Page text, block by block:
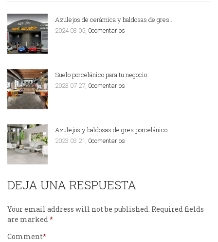
Azulejos de cerámica y baldosas de gres…
2024 03 05, 0comentarios
Suelo porcelánico para tu negocio
2023 07 27, 0comentarios
Azulejos y baldosas de gres porcelánico
2023 03 21, 0comentarios
DEJA UNA RESPUESTA
Your email address will not be published. Required fields
are marked
Comment